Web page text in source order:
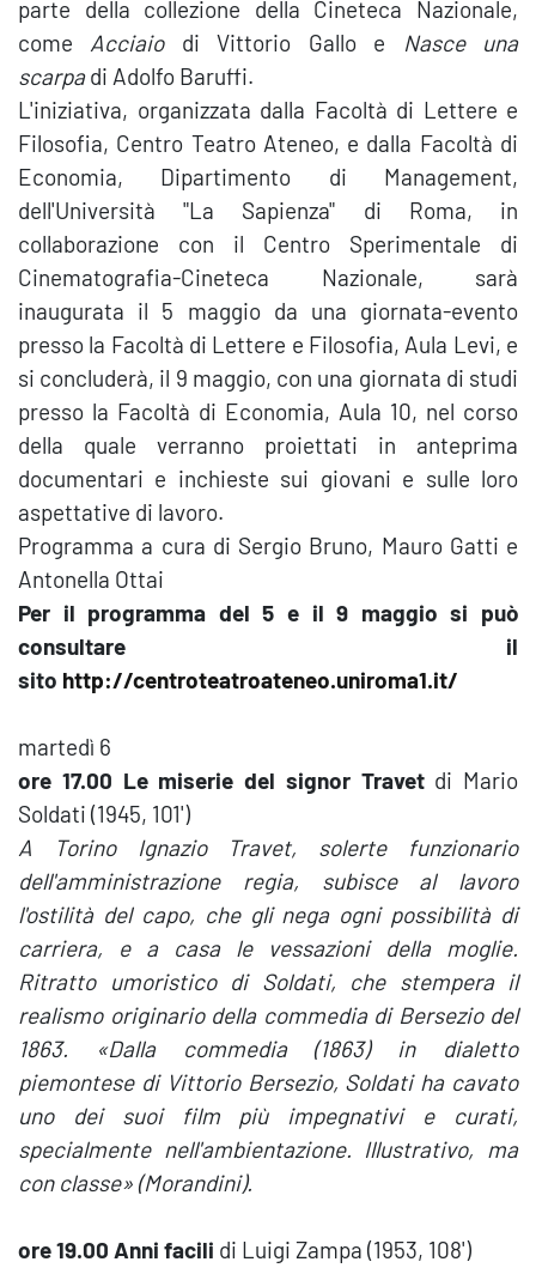
parte della collezione della Cineteca Nazionale,
come Acciaiodi Vittorio Gallo e
Nasce una
scarpadi Adolfo Baruffi.
L'iniziativa, organizzata dalla Facoltà di Lettere e
Filosofia, Centro Teatro Ateneo, e dalla Facoltà di
Economia, Dipartimento di Management,
dell'Università "La Sapienza" di Roma, in
collaborazione con il Centro Sperimentale di
Cinematografia-Cineteca Nazionale, sarà
inaugurata il 5 maggio da una giornata-evento
presso la Facoltà di Lettere e Filosofia, Aula Levi, e
si concluderà, il 9 maggio, con una giornata di studi
presso la Facoltà di Economia, Aula 10, nel corso
della quale verranno proiettati in anteprima
documentari e inchieste sui giovani e sulle loro
aspettative di lavoro.
Programma a cura di Sergio Bruno, Mauro Gatti e
Antonella Ottai
Per il programma del 5 e il 9 maggio si può
consultare il
sito http://centroteatroateneo.uniroma1.it/
martedì 6
ore 17.00 Le miserie del signor Travetdi Mario
Soldati (1945, 101')
A Torino Ignazio Travet, solerte funzionario
dell'amministrazione regia, subisce al lavoro
l'ostilità del capo, che gli nega ogni possibilità di
carriera, e a casa le vessazioni della moglie.
Ritratto umoristico di Soldati, che stempera il
realismo originario della commedia di Bersezio del
1863.
«Dalla commedia (1863) in dialetto
piemontese di Vittorio Bersezio, Soldati ha cavato
uno dei suoi film più impegnativi e curati,
specialmente nell'ambientazione. Illustrativo, ma
con classe» (Morandini).
ore 19.00 Anni facili di Luigi Zampa (1953, 108')